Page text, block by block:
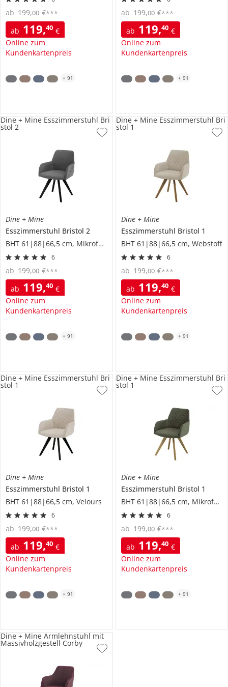
ab 119,40 €
Online zum
Kundenkartenpreis
ab 199,00 €***
+ 91
ab 119,40 €
Online zum
Kundenkartenpreis
ab 199,00 €***
+ 91
Dine + Mine
Esszimmerstuhl Bristol 2
BHT 61|88|66,5 cm, Mikrofaser
6
ab 119,40 €
Online zum
Kundenkartenpreis
ab 199,00 €***
Dine + Mine Esszimmerstuhl Bri
stol 2
+ 91
Dine + Mine
Esszimmerstuhl Bristol 1
BHT 61|88|66,5 cm, Webstoff
6
ab 119,40 €
Online zum
Kundenkartenpreis
ab 199,00 €***
Dine + Mine Esszimmerstuhl Bri
stol 1
+ 91
Dine + Mine
Esszimmerstuhl Bristol 1
BHT 61|88|66,5 cm, Velours
6
ab 119,40 €
Online zum
Kundenkartenpreis
ab 199,00 €***
Dine + Mine Esszimmerstuhl Bri
stol 1
+ 91
Dine + Mine
Esszimmerstuhl Bristol 1
BHT 61|88|66,5 cm, Mikrofaser
6
ab 119,40 €
Online zum
Kundenkartenpreis
ab 199,00 €***
Dine + Mine Esszimmerstuhl Bri
stol 1
+ 91
Dine + Mine Armlehnstuhl mit
Massivholzgestell Corby